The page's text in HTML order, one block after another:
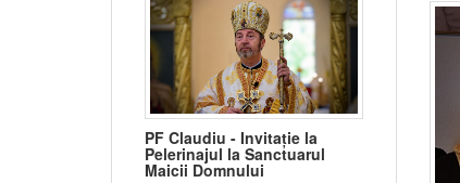
PF Claudiu - Invitație la
Pelerinajul la Sanctuarul
Maicii Domnului